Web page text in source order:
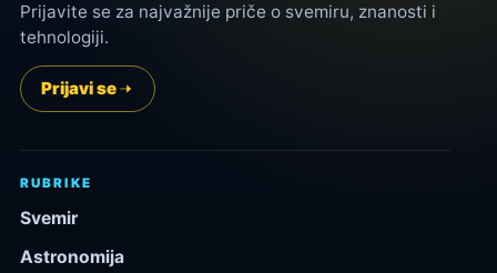
Prijavite se za najvažnije priče o svemiru, znanosti i
tehnologiji.
Prijavi se
RUBRIKE
Svemir
Astronomija